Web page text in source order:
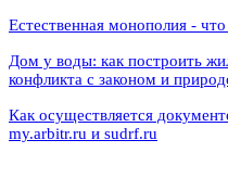
Естественная монополия - что
Дом у воды: как построить
конфликта с законом и
Как осуществляется
my.arbitr.ru и sudrf.ru